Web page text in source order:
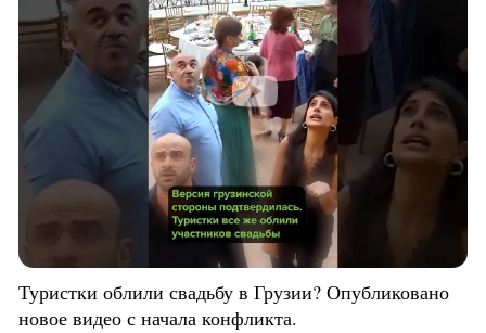
Туристки облили свадьбу в Грузии? Опубликовано
новое видео с начала конфликта.